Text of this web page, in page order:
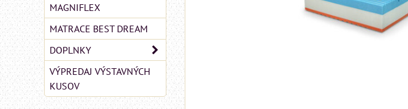
MAGNIFLEX
MATRACE BEST DREAM
DOPLNKY
VÝPREDAJ VÝSTAVNÝCH
KUSOV